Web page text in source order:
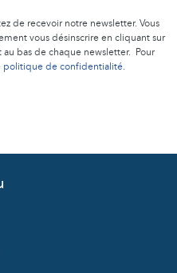
de recevoir notre newsletter. Vous
vous désinscrire en cliquant sur
bas de chaque newsletter. Pour
politique de confidentialité.